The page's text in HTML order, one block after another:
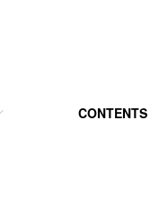
CONTENTS